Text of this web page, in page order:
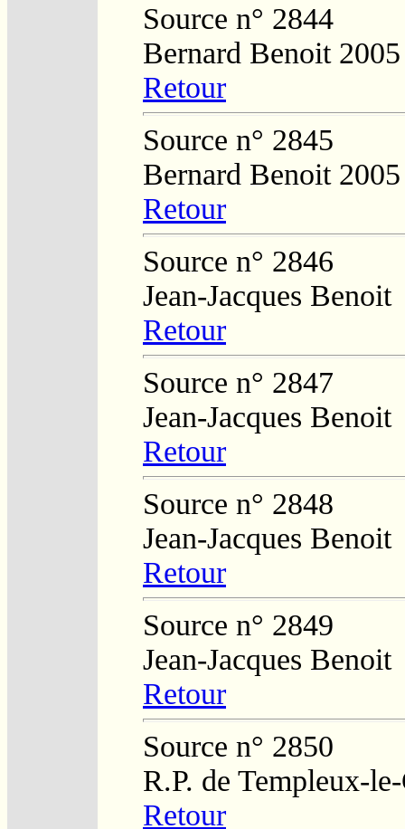
Source n° 2844
Bernard Benoit 2005
Retour
Source n° 2845
Bernard Benoit 2005
Retour
Source n° 2846
Jean-Jacques Benoit
Retour
Source n° 2847
Jean-Jacques Benoit
Retour
Source n° 2848
Jean-Jacques Benoit
Retour
Source n° 2849
Jean-Jacques Benoit
Retour
Source n° 2850
R.P. de Templeux-
Retour